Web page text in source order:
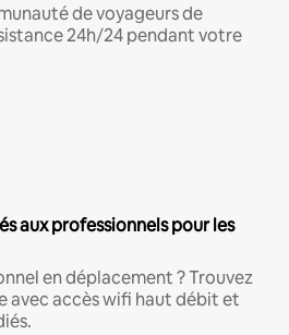
de voyageurs de
24h/24 pendant votre
aux professionnels pour les
en déplacement ? Trouvez
avec accès wifi haut débit et